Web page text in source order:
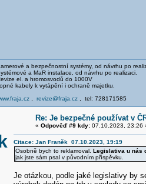
a bezpečnostní systémy, od návrhu po
a MaR instalace, od návrhu po realizaci.
el. a hromosvodů do 1000V
kabely k vytápění i ochraně majetku.
, revize@fraja.cz, tel: 728171585
Re: Je bezpečné používat v
« Odpověď #9 kdy:07.10.2023, 23:26
Citace: Jan Franěk 07.10.2023, 19:19
Osobně bych to reklamoval. Legislativa u nás
jak jste sám psal v původním příspěvku.
Je otázkou, podle jaké legislativy by